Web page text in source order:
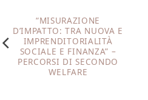
“MISURAZIONE
D’IMPATTO: TRA NUOVA E
IMPRENDITORIALITÀ
SOCIALE E FINANZA” –
PERCORSI DI SECONDO
WELFARE